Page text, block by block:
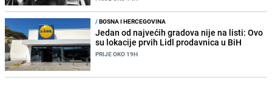
/BOSNA I HERCEGOVINA
Jedan od najvećih gradova nije na listi: Ovo
su lokacije prvih Lidl prodavnica u BiH
PRIJE OKO 19H